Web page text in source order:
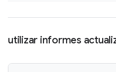
utilizar informes